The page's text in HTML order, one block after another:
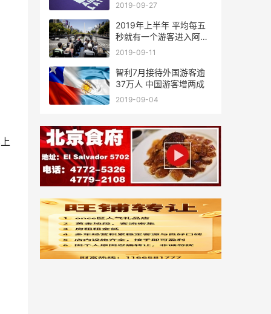
2019-09-27
2019年上半年 平均每五
秒就有一个游客进入阿根
廷
2019-09-11
智利7月接待外国游客逾
37万人 中国游客增两成
2019-09-04